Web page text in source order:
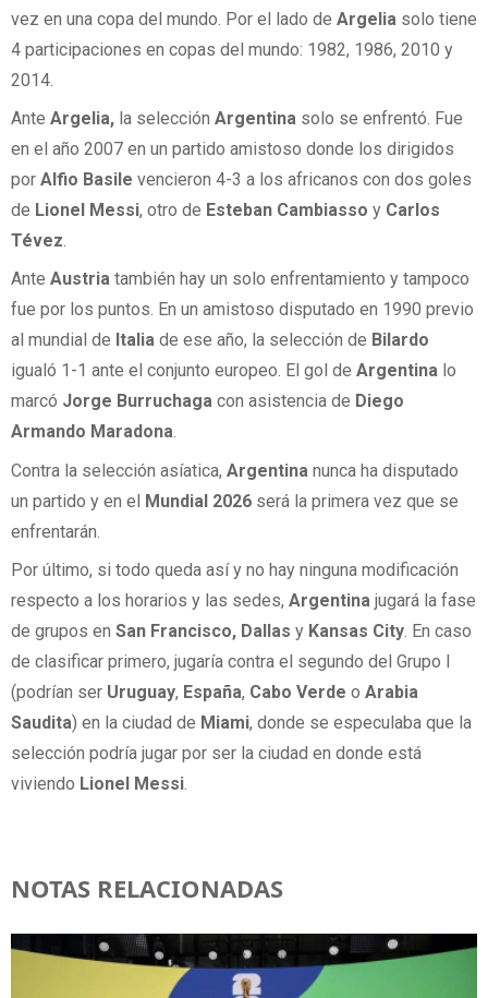
vez en una copa del mundo. Por el lado de Argelia solo tiene
4 participaciones en copas del mundo: 1982, 1986, 2010 y
2014.
Ante Argelia, la selección Argentina solo se enfrentó. Fue
en el año 2007 en un partido amistoso donde los dirigidos
por Alfio Basile vencieron 4-3 a los africanos con dos goles
de Lionel Messi, otro de Esteban Cambiasso y Carlos
Tévez.
Ante Austria también hay un solo enfrentamiento y tampoco
fue por los puntos. En un amistoso disputado en 1990 previo
al mundial de Italia de ese año, la selección de Bilardo
igualó 1-1 ante el conjunto europeo. El gol de Argentina lo
marcó Jorge Burruchaga con asistencia de Diego
Armando Maradona.
Contra la selección asíatica, Argentina nunca ha disputado
un partido y en el Mundial 2026 será la primera vez que se
enfrentarán.
Por último, si todo queda así y no hay ninguna modificación
respecto a los horarios y las sedes, Argentina jugará la fase
de grupos en San Francisco, Dallas y Kansas City. En caso
de clasificar primero, jugaría contra el segundo del Grupo I
(podrían ser Uruguay, España, Cabo Verde o Arabia
Saudita) en la ciudad de Miami, donde se especulaba que la
selección podría jugar por ser la ciudad en donde está
viviendo Lionel Messi.
NOTAS RELACIONADAS